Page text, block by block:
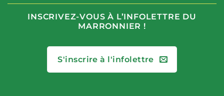
INSCRIVEZ-VOUS À L’INFOLETTRE DU
MARRONNIER !
S'inscrire à l'infolettre